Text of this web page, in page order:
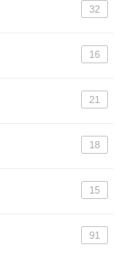
32
16
21
18
15
91